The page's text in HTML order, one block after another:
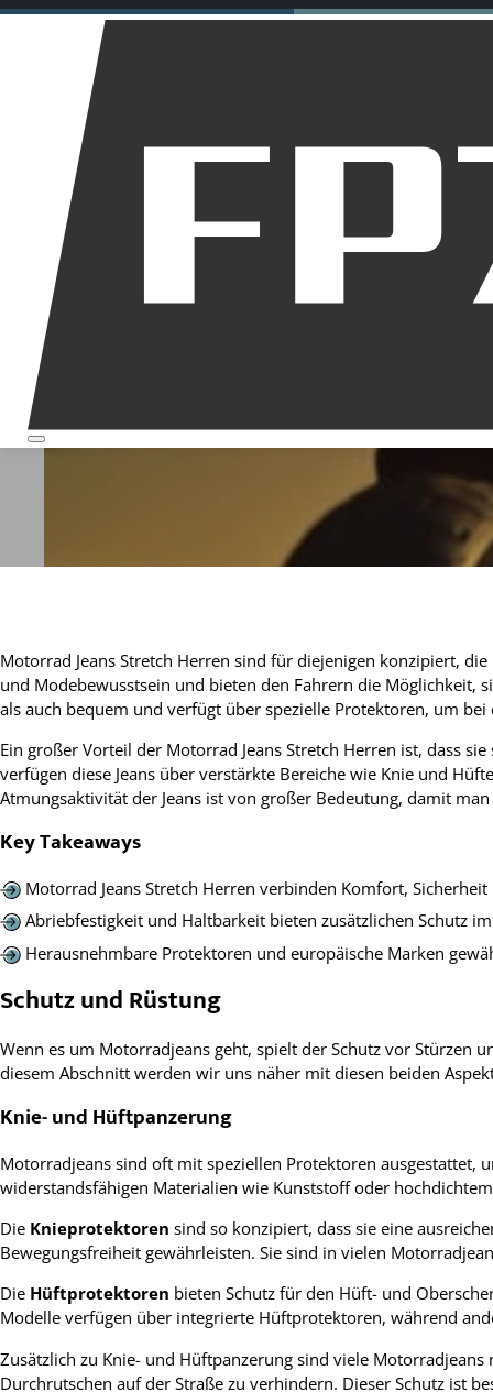
Motorräder
Dirt Bikes
Downhill
Allgemein
Über mich
Motorrad Jeans Stretch Herren sind für diejenigen konzipiert,
und Modebewusstsein und bieten den Fahrern die Möglichkeit,
als auch bequem und verfügt über spezielle Protektoren, um
Ein großer Vorteil der Motorrad Jeans Stretch Herren ist, dass
verfügen diese Jeans über verstärkte Bereiche wie Knie und
Atmungsaktivität der Jeans ist von großer Bedeutung, damit
Key Takeaways
Motorrad Jeans Stretch Herren verbinden Komfort,
Abriebfestigkeit und Haltbarkeit bieten zusätzlichen Schutz
Herausnehmbare Protektoren und europäische Marken
Schutz und Rüstung
Wenn es um Motorradjeans geht, spielt der Schutz vor Stürzen
diesem Abschnitt werden wir uns näher mit diesen beiden
Knie- und Hüftpanzerung
Motorradjeans sind oft mit speziellen Protektoren ausgestattet,
widerstandsfähigen Materialien wie Kunststoff oder
Die Knieprotektoren sind so konzipiert, dass sie eine
Bewegungsfreiheit gewährleisten. Sie sind in vielen
Die Hüftprotektoren bieten Schutz für den Hüft- und
Modelle verfügen über integrierte Hüftprotektoren, während
Zusätzlich zu Knie- und Hüftpanzerung sind viele
Durchrutschen auf der Straße zu verhindern. Dieser Schutz ist